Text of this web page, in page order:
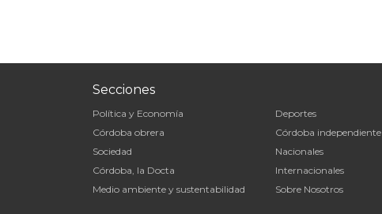
Secciones
Política y Economía
Córdoba obrera
Sociedad
Córdoba, la Docta
Medio ambiente y sustentabilidad
Deportes
Córdoba independiente
Nacionales
Internacionales
Sobre Nosotros